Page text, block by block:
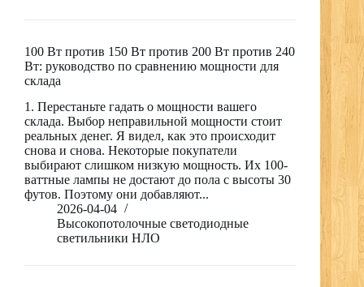
100 Вт против 150 Вт против 200 Вт против 240
Вт: руководство по сравнению мощности для
склада
1. Перестаньте гадать о мощности вашего
склада. Выбор неправильной мощности стоит
реальных денег. Я видел, как это происходит
снова и снова. Некоторые покупатели
выбирают слишком низкую мощность. Их 100-
ваттные лампы не достают до пола с высоты 30
футов. Поэтому они добавляют...
2026-04-04
Высокопотолочные светодиодные
светильники НЛО